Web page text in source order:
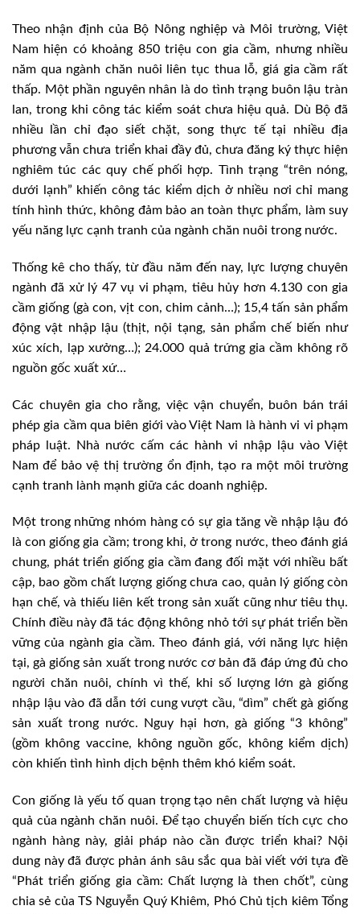
Theo nhận định của Bộ Nông nghiệp và Môi trường, Việt
Nam hiện có khoảng 850 triệu con gia cầm, nhưng nhiều
năm qua ngành chăn nuôi liên tục thua lỗ, giá gia cầm rất
thấp. Một phần nguyên nhân là do tình trạng buôn lậu tràn
lan, trong khi công tác kiểm soát chưa hiệu quả. Dù Bộ đã
nhiều lần chỉ đạo siết chặt, song thực tế tại nhiều địa
phương vẫn chưa triển khai đầy đủ, chưa đăng ký thực hiện
nghiêm túc các quy chế phối hợp. Tình trạng “trên nóng,
dưới lạnh” khiến công tác kiểm dịch ở nhiều nơi chỉ mang
tính hình thức, không đảm bảo an toàn thực phẩm, làm suy
yếu năng lực cạnh tranh của ngành chăn nuôi trong nước.
Thống kê cho thấy, từ đầu năm đến nay, lực lượng chuyên
ngành đã xử lý 47 vụ vi phạm, tiêu hủy hơn 4.130 con gia
cầm giống (gà con, vịt con, chim cảnh…); 15,4 tấn sản phẩm
động vật nhập lậu (thịt, nội tạng, sản phẩm chế biến như
xúc xích, lạp xưởng…); 24.000 quả trứng gia cầm không rõ
nguồn gốc xuất xứ…
Các chuyên gia cho rằng, việc vận chuyển, buôn bán trái
phép gia cầm qua biên giới vào Việt Nam là hành vi vi phạm
pháp luật. Nhà nước cấm các hành vi nhập lậu vào Việt
Nam để bảo vệ thị trường ổn định, tạo ra một môi trường
cạnh tranh lành mạnh giữa các doanh nghiệp.
Một trong những nhóm hàng có sự gia tăng về nhập lậu đó
là con giống gia cầm; trong khi, ở trong nước, theo đánh giá
chung, phát triển giống gia cầm đang đối mặt với nhiều bất
cập, bao gồm chất lượng giống chưa cao, quản lý giống còn
hạn chế, và thiếu liên kết trong sản xuất cũng như tiêu thụ.
Chính điều này đã tác động không nhỏ tới sự phát triển bền
vững của ngành gia cầm. Theo đánh giá, với năng lực hiện
tại, gà giống sản xuất trong nước cơ bản đã đáp ứng đủ cho
người chăn nuôi, chính vì thế, khi số lượng lớn gà giống
nhập lậu vào đã dẫn tới cung vượt cầu, “dìm” chết gà giống
sản xuất trong nước. Nguy hại hơn, gà giống “3 không”
(gồm không vaccine, không nguồn gốc, không kiểm dịch)
còn khiến tình hình dịch bệnh thêm khó kiểm soát.
Con giống là yếu tố quan trọng tạo nên chất lượng và hiệu
quả của ngành chăn nuôi. Để tạo chuyển biến tích cực cho
ngành hàng này, giải pháp nào cần được triển khai? Nội
dung này đã được phản ánh sâu sắc qua bài viết với tựa đề
“Phát triển giống gia cầm: Chất lượng là then chốt”, cùng
chia sẻ của TS Nguyễn Quý Khiêm, Phó Chủ tịch kiêm Tổng